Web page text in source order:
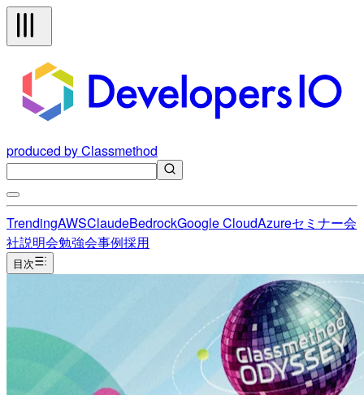
produced by Classmethod
TrendingAWSClaudeBedrockGoogle CloudAzureセミナー会
社説明会勉強会事例採用
目次